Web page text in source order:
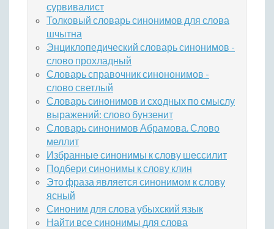
сурвивалист
Толковый словарь синонимов для слова
шчытна
Энциклопедический словарь синонимов -
слово прохладный
Словарь справочник синононимов -
слово светлый
Словарь синонимов и сходных по смыслу
выражений: слово бунзенит
Словарь синонимов Абрамова. Слово
меллит
Избранные синонимы к слову шессилит
Подбери синонимы к слову клин
Это фраза является синонимом к слову
ясный
Синоним для слова убыхский язык
Найти все синонимы для слова